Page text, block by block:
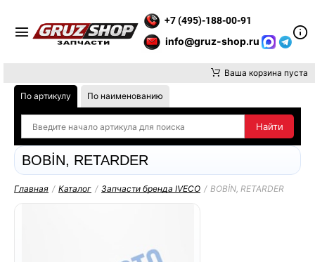
+7 (495)-188-00-91
info@gruz-shop.ru
Ваша корзина пуста
По артикулу По наименованию
BOBİN, RETARDER
Главная / Каталог / Запчасти бренда IVECO / BOBİN, RETARDER